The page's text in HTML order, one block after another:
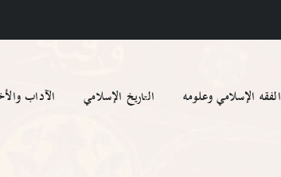
الآداب التاريخ الإسلامي الفقه الإسلامي وعلومه